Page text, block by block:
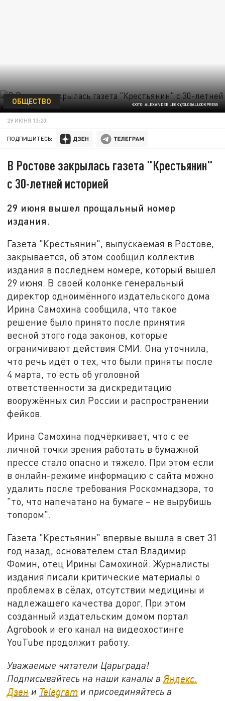
ФОТО: ALEXANDER LEGKY/GLOBALLOOKPRESS
ОБЩЕСТВО
29 ИЮНЯ 13:20
ПОДПИШИТЕСЬ:
В Ростове закрылась газета "Крестьянин"
с 30-летней историей
29 июня вышел прощальный номер
издания.
Газета "Крестьянин", выпускаемая в Ростове,
закрывается, об этом сообщил коллектив
издания в последнем номере, который вышел
29 июня. В своей колонке генеральный
директор одноимённого издательского дома
Ирина Самохина сообщила, что такое
решение было принято после принятия
весной этого года законов, которые
ограничивают действия СМИ. Она уточнила,
что речь идёт о тех, что были приняты после
4 марта, то есть об уголовной
ответственности за дискредитацию
вооружённых сил России и распространении
фейков.
Ирина Самохина подчёркивает, что с её
личной точки зрения работать в бумажной
прессе стало опасно и тяжело. При этом если
в онлайн-режиме информацию с сайта можно
удалить после требования Роскомнадзора, то
"то, что напечатано на бумаге – не вырубишь
топором".
Газета "Крестьянин" впервые вышла в свет 31
год назад, основателем стал Владимир
Фомин, отец Ирины Самохиной. Журналисты
издания писали критические материалы о
проблемах в сёлах, отсутствии медицины и
надлежащего качества дорог. При этом
созданный издательским домом портал
Agrobook и его канал на видеохостинге
YouTube продолжит работу.
Уважаемые читатели Царьграда!
Подписывайтесь на наши каналы вЯндекс.
Дзен и Telegram и присоединяйтесь в